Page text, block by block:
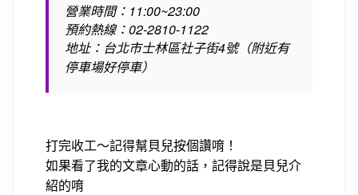
營業時間：11:00~23:00
預約熱線：02-2810-1122
地址：台北市士林區社子街4號（附近有
停車場好停車）
打完收工～記得幫貝兒按個讚唷！
如果看了我的文章心動的話，記得說是貝兒介
紹的唷